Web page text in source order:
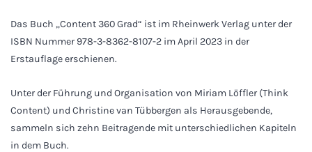
Das Buch „Content 360 Grad“ ist im Rheinwerk Verlag unter der
ISBN Nummer 978-3-8362-8107-2 im April 2023 in der
Erstauflage erschienen.
Unter der Führung und Organisation von Miriam Löffler (Think
Content) und Christine van Tübbergen als Herausgebende,
sammeln sich zehn Beitragende mit unterschiedlichen Kapiteln
in dem Buch.